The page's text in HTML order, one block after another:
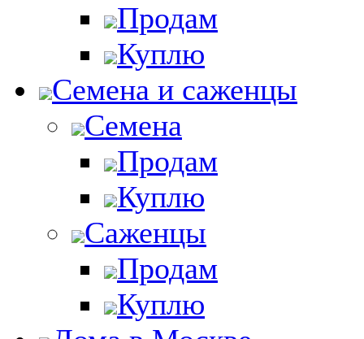
Продам
Куплю
Семена и саженцы
Семена
Продам
Куплю
Саженцы
Продам
Куплю